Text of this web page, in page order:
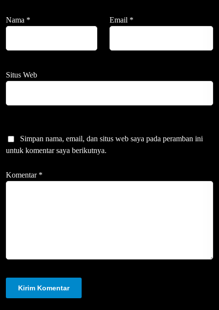
Nama * Email *
Situs Web
Simpan nama, email, dan situs web saya pada peramban ini
untuk komentar saya berikutnya.
Komentar *